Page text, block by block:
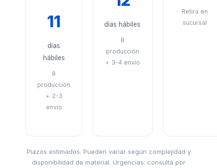
11
días
hábiles
8
producción
+ 2-3
envío
días hábiles
8
producción
+ 3-4 envío
Retirá en
sucursal
Plazos estimados. Pueden variar según complejidad y
disponibilidad de material. Urgencias: consultá por